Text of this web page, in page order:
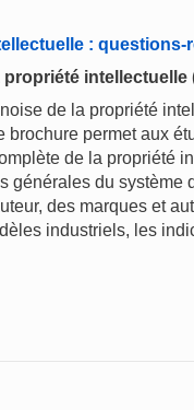
:
intellectuelle
de la propriété
permet aux
de la propriété
générales du système
des marques et
industriels, les